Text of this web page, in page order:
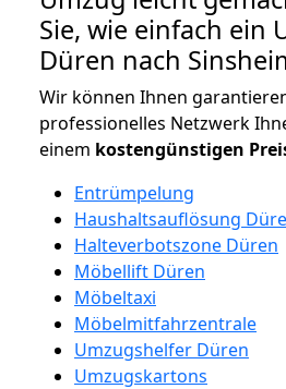
Sie, wie einfach ein
Düren nach
Wir können Ihnen
professionelles Netzwerk
einem kostengünstigen
Entrümpelung
Haushaltsauflösung
Halteverbotszone Düren
Möbellift Düren
Möbeltaxi
Möbelmitfahrzentrale
Umzugshelfer Düren
Umzugskartons